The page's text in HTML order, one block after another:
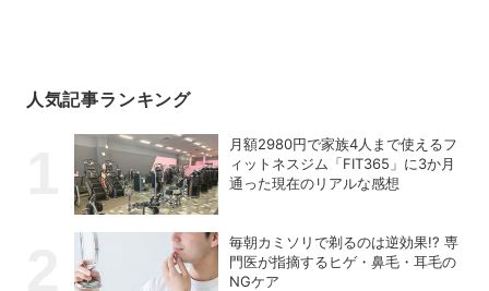
人気記事ランキング
月額2980円で家族4人まで使えるフ
ィットネスジム「FIT365」に3か月
通った現在のリアルな感想
毎朝カミソリで剃るのは逆効果!? 専
門医が指摘するヒゲ・鼻毛・耳毛の
NGケア